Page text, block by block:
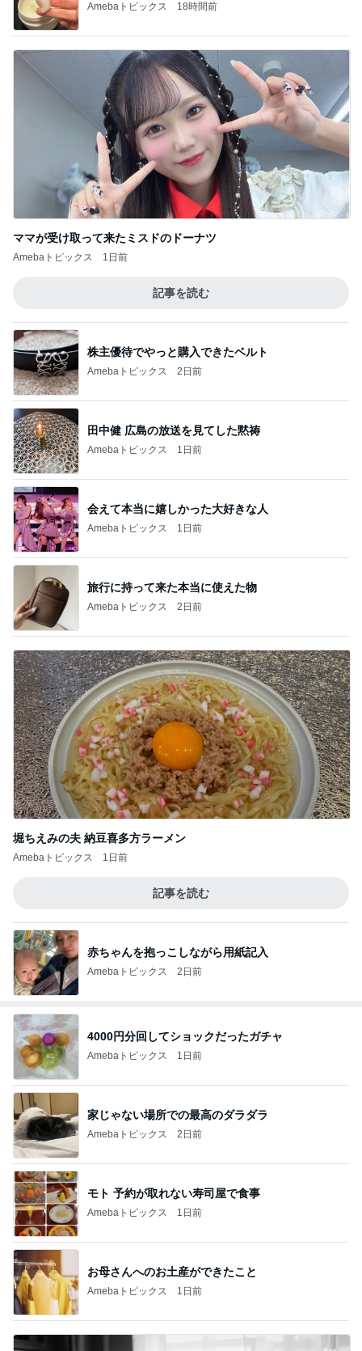
Amebaトピックス 18時間前
ママが受け取って来たミスドのドーナツ
Amebaトピックス 1日前
記事を読む
株主優待でやっと購入できたベルト
Amebaトピックス 2日前
田中健 広島の放送を見てした黙祷
Amebaトピックス 1日前
会えて本当に嬉しかった大好きな人
Amebaトピックス 1日前
旅行に持って来た本当に使えた物
Amebaトピックス 2日前
堀ちえみの夫 納豆喜多方ラーメン
Amebaトピックス 1日前
記事を読む
赤ちゃんを抱っこしながら用紙記入
Amebaトピックス 2日前
4000円分回してショックだったガチャ
Amebaトピックス 1日前
家じゃない場所での最高のダラダラ
Amebaトピックス 2日前
モト 予約が取れない寿司屋で食事
Amebaトピックス 1日前
お母さんへのお土産ができたこと
Amebaトピックス 1日前